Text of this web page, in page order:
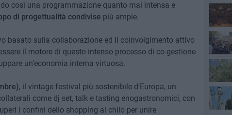
così una programmazione quanto mai intensa e
di progettualità condivise più ampie.
basato sulla collaborazione ed il coinvolgimento attivo
il motore di questo intenso processo di co-gestione
un'economia interna virtuosa.
, il vintage festival più sostenibile d'Europa, un
come dj set, talk e tasting enogastronomici, con
i confini dello shopping al chilo per unire
Giorgia
Bari